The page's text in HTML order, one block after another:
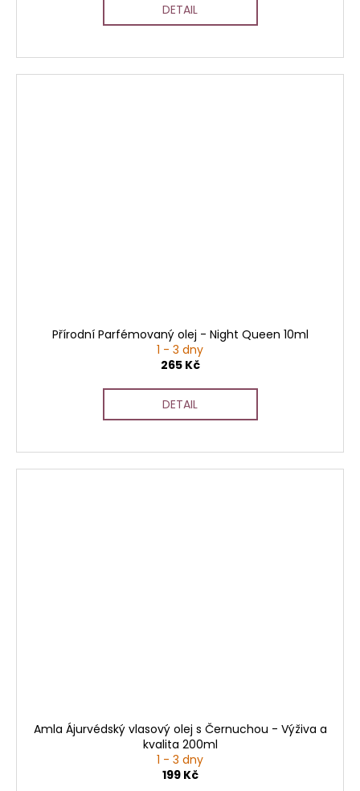
DETAIL
Přírodní Parfémovaný olej - Night Queen 10ml
1 - 3 dny
265 Kč
DETAIL
Amla Ájurvédský vlasový olej s Černuchou - Výživa a
kvalita 200ml
1 - 3 dny
199 Kč